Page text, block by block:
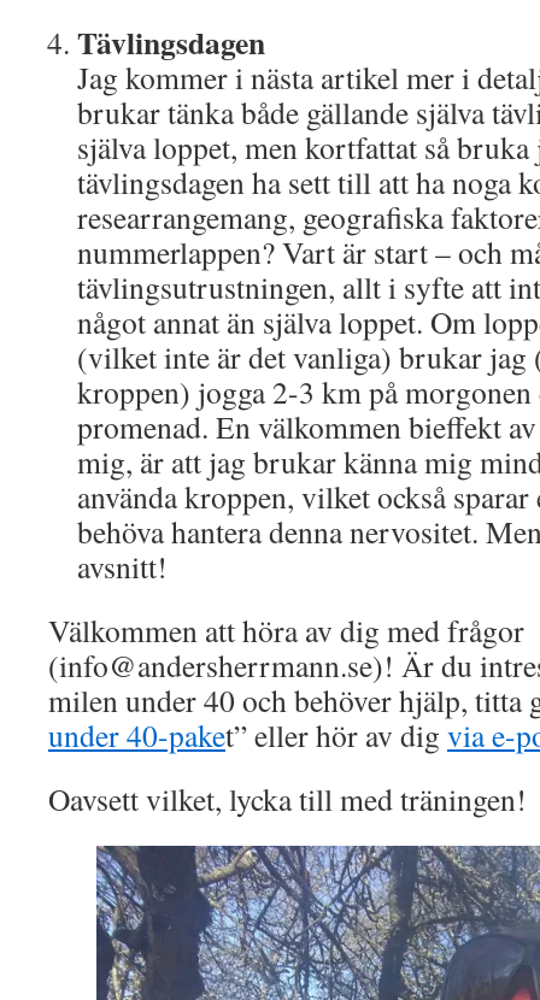
Tävlingsdagen
Jag kommer i nästa artikel mer i
brukar tänka både gällande själva
själva loppet, men kortfattat så bruka
tävlingsdagen ha sett till att ha noga
researrangemang, geografiska
nummerlappen? Vart är start – och
tävlingsutrustningen, allt i syfte att
något annat än själva loppet. Om
(vilket inte är det vanliga) brukar jag
kroppen) jogga 2-3 km på
promenad. En välkommen bieffekt
mig, är att jag brukar känna mig
använda kroppen, vilket också
behöva hantera denna nervositet.
avsnitt!
Välkommen att höra av dig med frågor
(info@andersherrmann.se)! Är du
milen under 40 och behöver hjälp, titta
under 40-paket” eller hör av dig via e-
Oavsett vilket, lycka till med träningen!